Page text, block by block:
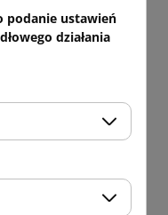
podanie ustawień
działania